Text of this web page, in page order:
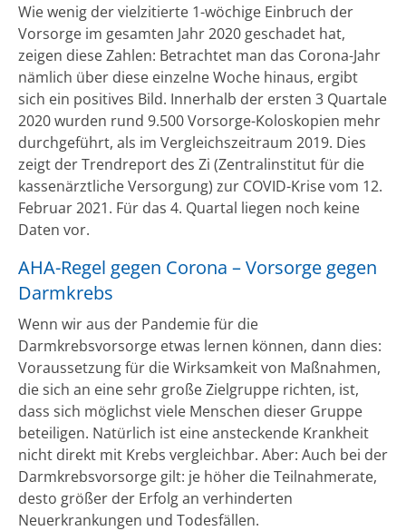
Wie wenig der vielzitierte 1-wöchige Einbruch der
Vorsorge im gesamten Jahr 2020 geschadet hat,
zeigen diese Zahlen: Betrachtet man das Corona-Jahr
nämlich über diese einzelne Woche hinaus, ergibt
sich ein positives Bild. Innerhalb der ersten 3 Quartale
2020 wurden rund 9.500 Vorsorge-Koloskopien mehr
durchgeführt, als im Vergleichszeitraum 2019. Dies
zeigt der Trendreport des Zi (Zentralinstitut für die
kassenärztliche Versorgung) zur COVID-Krise vom 12.
Februar 2021. Für das 4. Quartal liegen noch keine
Daten vor.
AHA-Regel gegen Corona – Vorsorge gegen
Darmkrebs
Wenn wir aus der Pandemie für die
Darmkrebsvorsorge etwas lernen können, dann dies:
Voraussetzung für die Wirksamkeit von Maßnahmen,
die sich an eine sehr große Zielgruppe richten, ist,
dass sich möglichst viele Menschen dieser Gruppe
beteiligen. Natürlich ist eine ansteckende Krankheit
nicht direkt mit Krebs vergleichbar. Aber: Auch bei der
Darmkrebsvorsorge gilt: je höher die Teilnahmerate,
desto größer der Erfolg an verhinderten
Neuerkrankungen und Todesfällen.